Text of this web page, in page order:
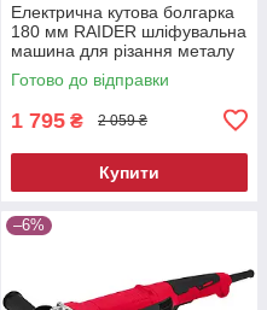
Електрична кутова болгарка
180 мм RAIDER шліфувальна
машина для різання металу
й бетону
Готово до відправки
1 795 ₴ 2 059 ₴
Купити
–6%